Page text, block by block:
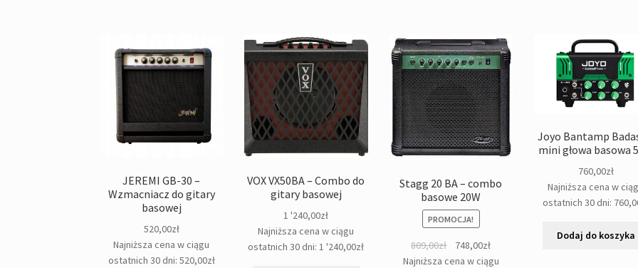
JEREMI GB-30 –
Wzmacniacz do gitary
basowej
520,00zł
Najniższa cena w ciągu
ostatnich 30 dni: 520,00zł
VOX VX50BA – Combo do
gitary basowej
1 '240,00zł
Najniższa cena w ciągu
ostatnich 30 dni: 1 '240,00zł
Stagg 20 BA – combo
basowe 20W
PROMOCJA!
809,00zł
Pierwotna
cena
748,00złAktualna
cena
Najniższa cena w ciągu
Joyo Bantamp
mini głowa basowa
760,00zł
Najniższa cena w
ostatnich 30 dni:
Dodaj do koszyka